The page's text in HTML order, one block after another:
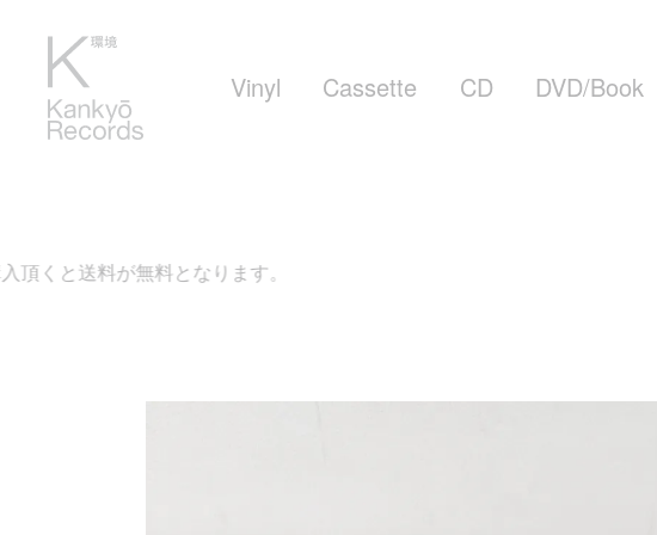
Vinyl Cassette CD DVD/Book
料となります。